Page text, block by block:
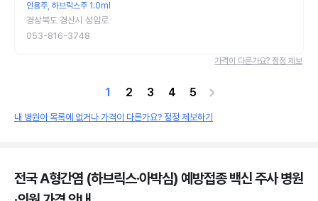
인용주, 하브릭스주 1.0ml
경상북도 경산시 성암로
053-816-3748
가격이 다른가요? 정정 제보
1 2 3 4 5
내 병원이 목록에 없거나 가격이 다른가요? 정정 제보하기
전국 A형간염 (하브릭스·아박심) 예방접종 백신 주사 병원